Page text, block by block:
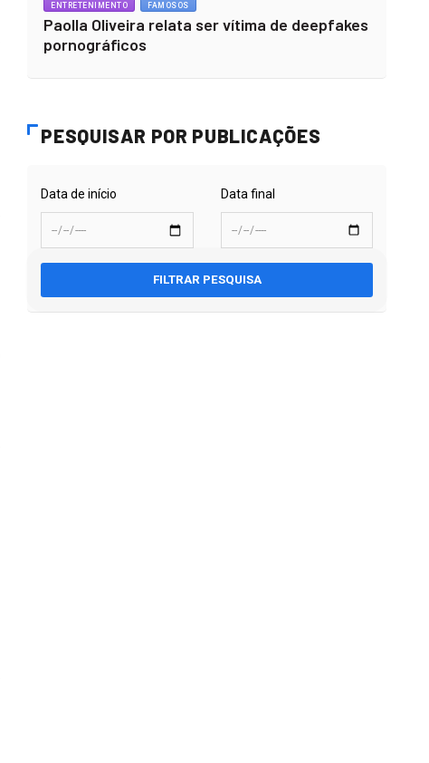
ENTRETENIMENTO FAMOSOS
Paolla Oliveira relata ser vítima de deepfakes
pornográficos
PESQUISAR POR PUBLICAÇÕES
Data de início Data final
FILTRAR PESQUISA